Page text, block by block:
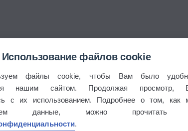
Использование файлов cookie
файлы cookie, чтобы Вам было
нашим сайтом. Продолжая просмотр,
с их использованием. Подробнее о том, как
данные, можно прочитать
.